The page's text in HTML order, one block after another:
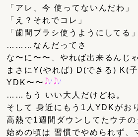
「アレ、今 使ってないんだわ」
「え？それでコレ」
「歯間ブラシ使うようにしてる」
………なんだってさ
な〜に〜〜、やれば出来るんじ
まさにY(やれば) D(できる) K(子
YDK〜〜
……もう いい大人だけどね。
そして 身近にもう1人YDKがお
高熱で1週間ダウンしてたウチの
始めの頃は 習慣でやめられず、